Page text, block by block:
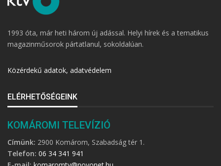
1993 óta, már heti három új adással. Helyi hírek és a tematikus
magazinműsorok pártatlanul, sokoldalúan.
Közérdekű adatok, adatvédelem
ELÉRHETŐSÉGEINK
KOMÁROMI TELEVÍZIÓ
Címünk: 2900 Komárom, Szabadság tér 1.
Telefon: 06 34 341 941